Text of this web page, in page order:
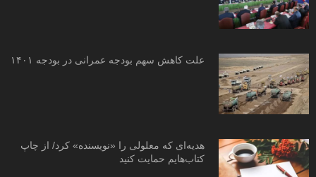
علت کاهش سهم بودجه عمرانی در بودجه ۱۴۰۱
هدیه‌ای که معلولی را «نویسنده» کرد/ از چاپ
کتاب‌هایم حمایت کنید